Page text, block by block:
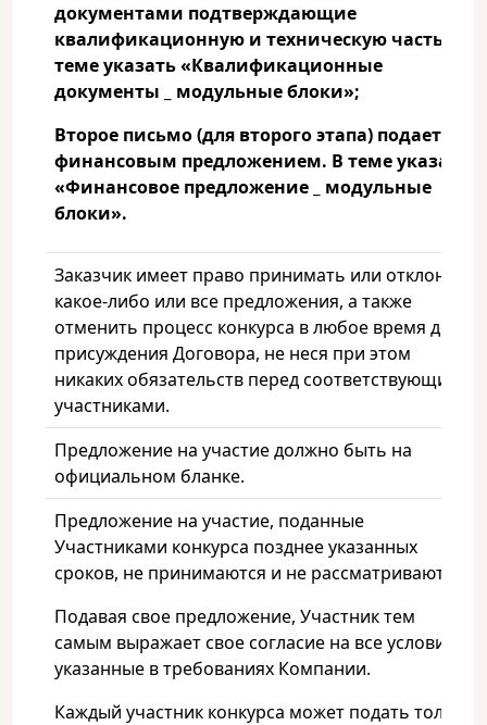
документами подтверждающие
квалификационную и техническую часть. В
теме указать «Квалификационные
документы _ модульные блоки»;
Второе письмо (для второго этапа) подается с
финансовым предложением. В теме указать
«Финансовое предложение _ модульные
блоки».
Заказчик имеет право принимать или отклонять
какое-либо или все предложения, а также
отменить процесс конкурса в любое время до
присуждения Договора, не неся при этом
никаких обязательств перед соответствующими
участниками.
Предложение на участие должно быть на
официальном бланке.
Предложение на участие, поданные
Участниками конкурса позднее указанных
сроков, не принимаются и не рассматриваются.
Подавая свое предложение, Участник тем
самым выражает свое согласие на все условия,
указанные в требованиях Компании.
Каждый участник конкурса может подать только